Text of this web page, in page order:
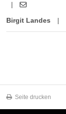
|
Birgit Landes |
Seite drucken